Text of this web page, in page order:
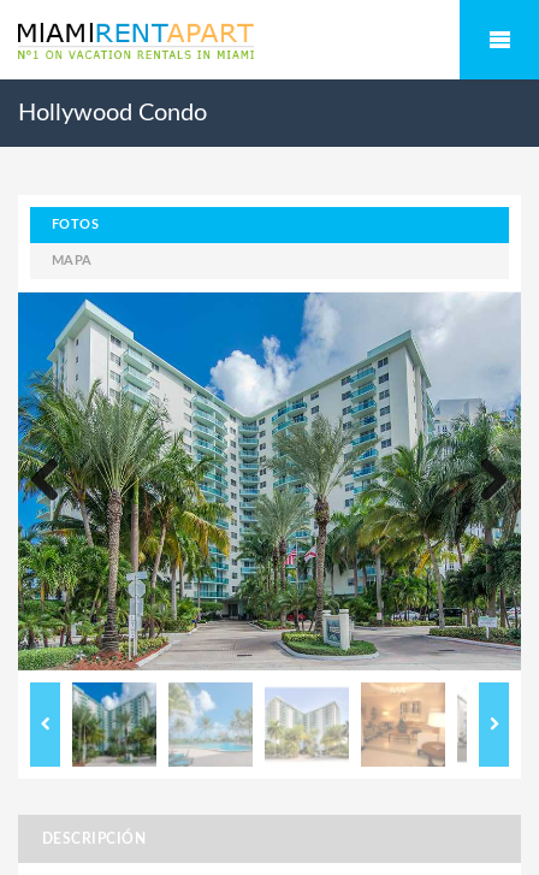
Hollywood Condo
FOTOS
MAPA
Previous Next
DESCRIPCIÓN